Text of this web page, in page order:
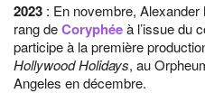
2023 : En novembre,
rang deCoryphéeà l’issue du
participe à la première
Hollywood Holidays, au
Angeles en décembre.